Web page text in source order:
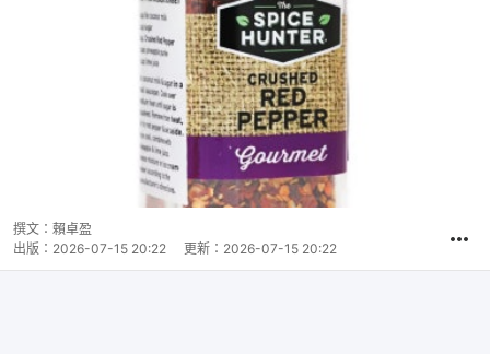
撰文： 賴卓盈
出版： 2026-07-15 20:22 更新： 2026-07-15 20:22